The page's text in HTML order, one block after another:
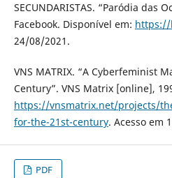
SECUNDARISTAS. “Paródia das
Facebook. Disponível em:
24/08/2021.
VNS MATRIX. “A Cyberfeminist
Century”. VNS Matrix [online],
https://vnsmatrix.net/projects/
for-the-21st-century. Acesso em
PDF